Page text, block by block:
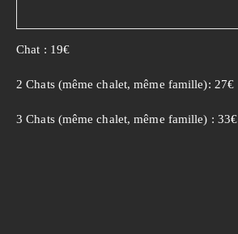
Chat : 19€
2 Chats (même chalet, même famille): 27€
3 Chats (même chalet, même famille) : 33€